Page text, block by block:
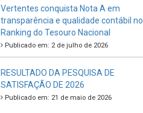
Vertentes conquista Nota A em
transparência e qualidade contábil no
Ranking do Tesouro Nacional
Publicado em: 2 de julho de 2026
RESULTADO DA PESQUISA DE
SATISFAÇÃO DE 2026
Publicado em: 21 de maio de 2026